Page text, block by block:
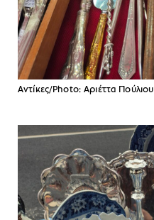
Aντίκες/Photo: Aριέττα Πούλιου